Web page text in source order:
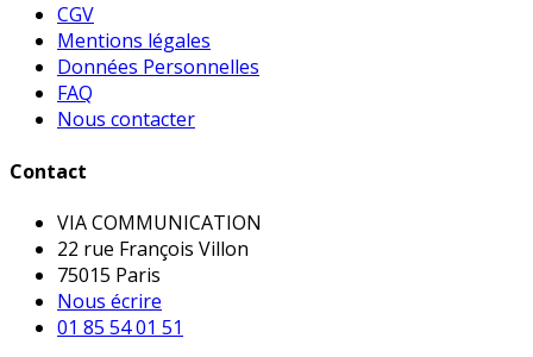
CGV
Mentions légales
Données Personnelles
FAQ
Nous contacter
Contact
VIA COMMUNICATION
22 rue François Villon
75015 Paris
Nous écrire
01 85 54 01 51